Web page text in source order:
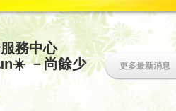
務中心
－尚餘少
更多最新消息